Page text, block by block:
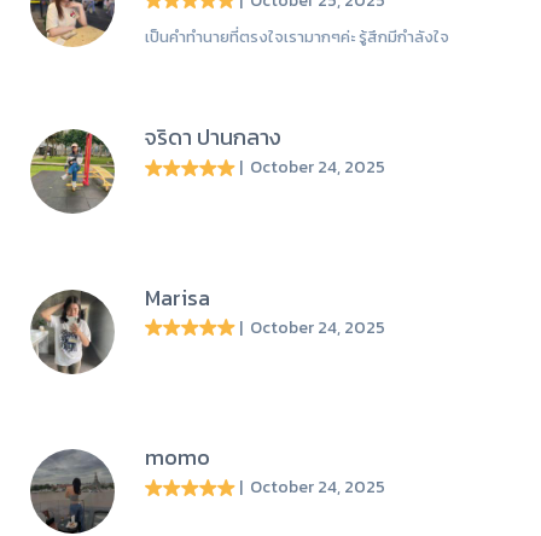
เป็นคำทำนายที่ตรงใจเรามากๆค่ะ รู้สึกมีกำลังใจ
จริดา ปานกลาง
| October 24, 2025
Marisa
| October 24, 2025
momo
| October 24, 2025